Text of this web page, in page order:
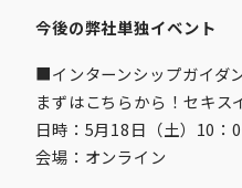
今後の弊社単独イベント
■インターンシップガイダ
まずはこちらから！セキス
日時：5月18日（土）10：
会場：オンライン